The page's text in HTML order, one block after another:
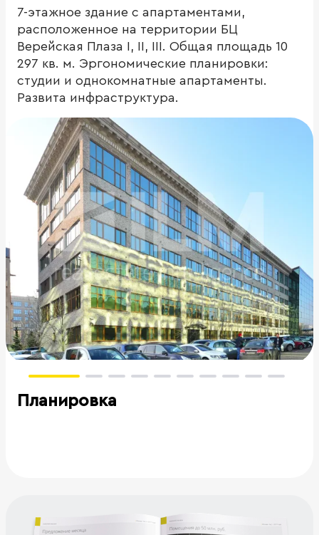
7-этажное здание с апартаментами,
расположенное на территории БЦ
Верейская Плаза I, II, III. Общая площадь 10
297 кв. м. Эргономические планировки:
студии и однокомнатные апартаменты.
Развита инфраструктура.
Планировка